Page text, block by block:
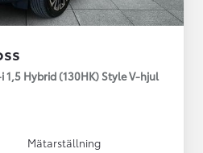
1,5 Hybrid (130HK) Style V-hjul
Mätarställning